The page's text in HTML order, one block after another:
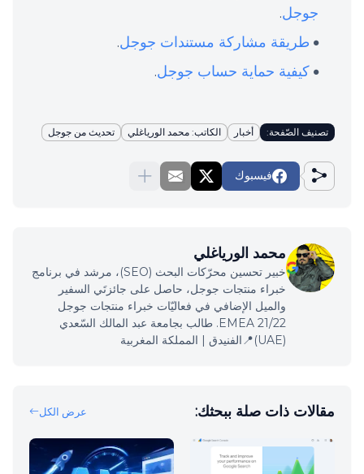
جوجل.
طريقة مشاركة مستندات جوجل.
كيفية حماية حساب جوجل.
تصنيف الصّفحة: أخبار الكاتب: محمد الورياغلي تحديث من جوجل
فيسبوك
محمد الورياغلي
خبير تحسين محرّكات البحث (SEO)، مرشد في برنامج
خبراء منتجات جوجل، حاصل على جائزتَي السفير
والميل الإضافي في فعاليّات خبراء منتجات جوجل
EMEA 21/22. طالب بجامعة عبد المالك السّعدي
(UAE)📍الفنيدق | المملكة المغربية
مقالات ذات صلة ببحثك: عرض الكل